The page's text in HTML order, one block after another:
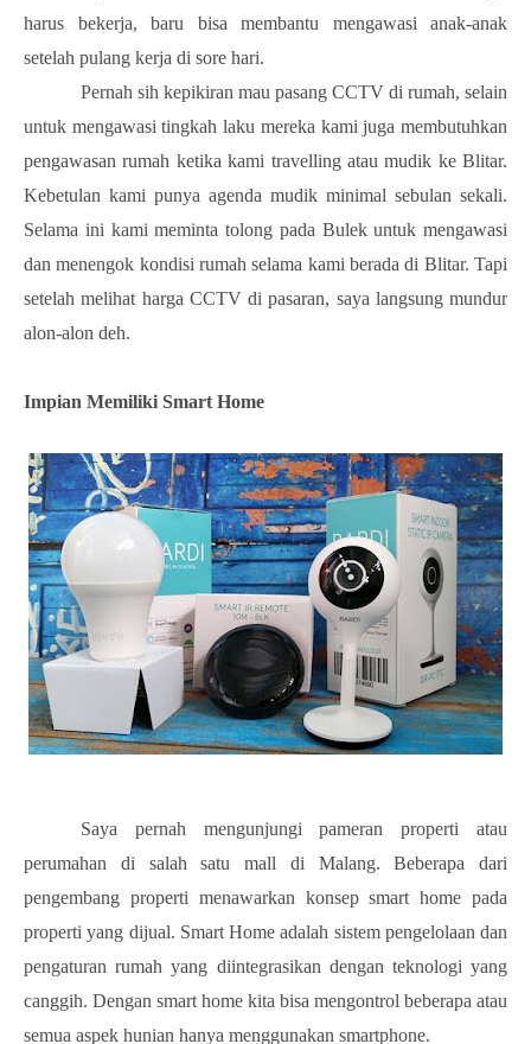
harus bekerja, baru bisa membantu mengawasi anak-anak
setelah pulang kerja di sore hari.
Pernah sih kepikiran mau pasang CCTV di rumah, selain
untuk mengawasi tingkah laku mereka kami juga membutuhkan
pengawasan rumah ketika kami travelling atau mudik ke Blitar.
Kebetulan kami punya agenda mudik minimal sebulan sekali.
Selama ini kami meminta tolong pada Bulek untuk mengawasi
dan menengok kondisi rumah selama kami berada di Blitar. Tapi
setelah melihat harga CCTV di pasaran, saya langsung mundur
alon-alon deh.
Impian Memiliki Smart Home
Saya pernah mengunjungi pameran properti atau
perumahan di salah satu mall di Malang. Beberapa dari
pengembang properti menawarkan konsep smart home pada
properti yang dijual. Smart Home adalah sistem pengelolaan dan
pengaturan rumah yang diintegrasikan dengan teknologi yang
canggih. Dengan smart home kita bisa mengontrol beberapa atau
semua aspek hunian hanya menggunakan smartphone.